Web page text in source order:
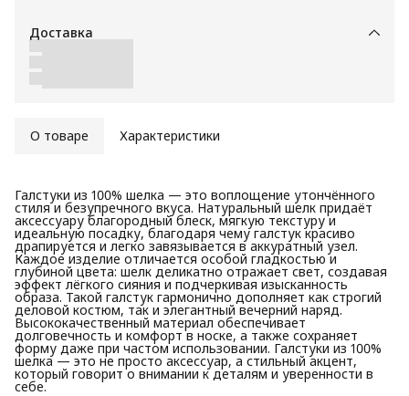
Доставка
О товаре Характеристики
Галстуки из 100% шелка — это воплощение утончённого
стиля и безупречного вкуса. Натуральный шелк придаёт
аксессуару благородный блеск, мягкую текстуру и
идеальную посадку, благодаря чему галстук красиво
драпируется и легко завязывается в аккуратный узел.
Каждое изделие отличается особой гладкостью и
глубиной цвета: шелк деликатно отражает свет, создавая
эффект лёгкого сияния и подчеркивая изысканность
образа. Такой галстук гармонично дополняет как строгий
деловой костюм, так и элегантный вечерний наряд.
Высококачественный материал обеспечивает
долговечность и комфорт в носке, а также сохраняет
форму даже при частом использовании. Галстуки из 100%
шелка — это не просто аксессуар, а стильный акцент,
который говорит о внимании к деталям и уверенности в
себе.